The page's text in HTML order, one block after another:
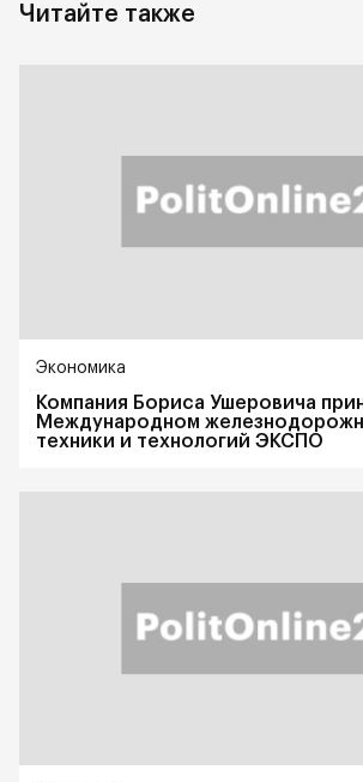
Читайте также
Экономика
Компания Бориса Ушеровича
Международном
техники и технологий ЭКСПО